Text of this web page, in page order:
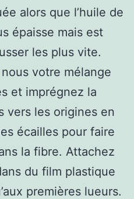
alors que l’huile de
épaisse mais est
les plus vite.
votre mélange
et imprégnez la
vers les origines en
écailles pour faire
la fibre. Attachez
du film plastique
premières lueurs.